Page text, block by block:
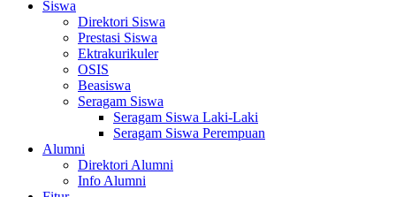
Siswa
Direktori Siswa
Prestasi Siswa
Ektrakurikuler
OSIS
Beasiswa
Seragam Siswa
Seragam Siswa Laki-Laki
Seragam Siswa Perempuan
Alumni
Direktori Alumni
Info Alumni